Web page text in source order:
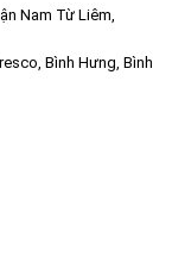
Nam Từ Liêm,
Bình Hưng, Bình